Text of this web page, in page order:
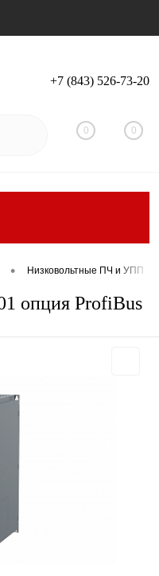
Вход Регистрация
+7 (843) 526-73-20
0 0
• Низковольтные ПЧ и УПП
опция ProfiBus